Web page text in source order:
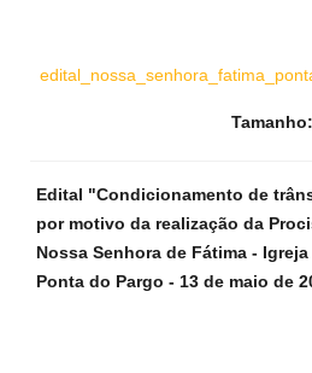
Tamanho:
Edital "Condicionamento de
por motivo da realização da
Nossa Senhora de Fátima -
Ponta do Pargo - 13 de maio de